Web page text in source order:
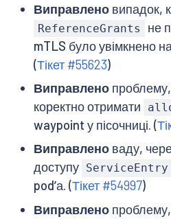
Виправленовипадок,
ReferenceGrants
не
mTLS було увімкнено
(Тікет #55623)
Виправленопроблему,
коректно отримати
waypoint у пісочниці. (
Виправленоваду,
доступу ServiceEntry
podʼа. (Тікет #54997)
Виправленопроблему,